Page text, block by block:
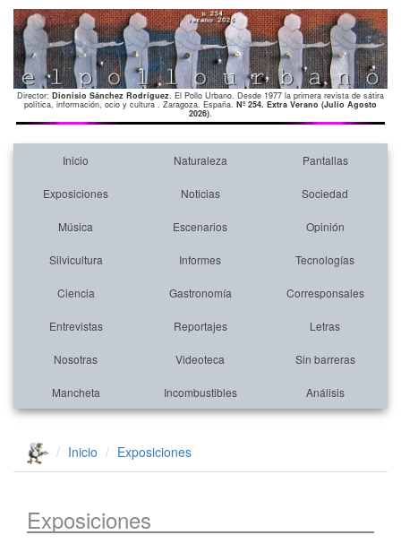
Director: Dionisio Sánchez Rodríguez. El Pollo Urbano. Desde 1977 la primera revista de sátira
política, información, ocio y cultura . Zaragoza. España. Nº 254. Extra Verano (Julio Agosto
2026).
Inicio Naturaleza Pantallas
Exposiciones Noticias Sociedad
Música Escenarios Opinión
Silvicultura Informes Tecnologías
Ciencia Gastronomía Corresponsales
Entrevistas Reportajes Letras
Nosotras Videoteca Sin barreras
Mancheta Incombustibles Análisis
Inicio Exposiciones
Exposiciones